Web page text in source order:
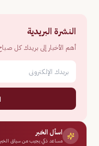
النشرة البريدية
أهم الأخبار إلى بريدك كل
اسأل الخبر
مساعد ذكي يجيب من سياق